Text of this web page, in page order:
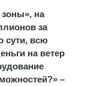
зоны», на
за
сути, всю
на ветер
–